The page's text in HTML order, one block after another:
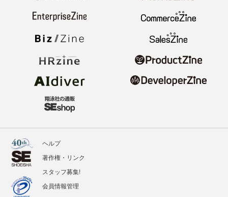
ヘルプ
著作権・リンク
スタッフ募集!
会員情報管理